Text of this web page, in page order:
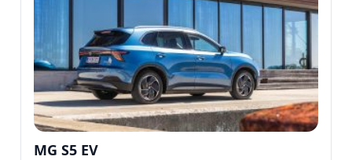
MG S5 EV